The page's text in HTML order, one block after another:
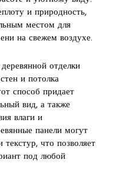
и природность,
местом для
на свежем воздухе.
отделки
и потолка
способ придает
вид, а также
влаги и
панели могут
что позволяет
под любой